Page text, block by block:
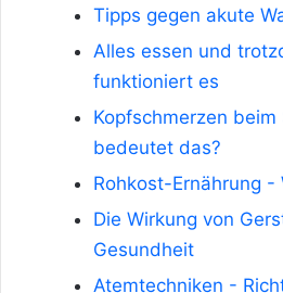
Tipps gegen akute
Alles essen und
funktioniert es
Kopfschmerzen beim
bedeutet das?
Rohkost-Ernährung
Die Wirkung von
Gesundheit
Atemtechniken -